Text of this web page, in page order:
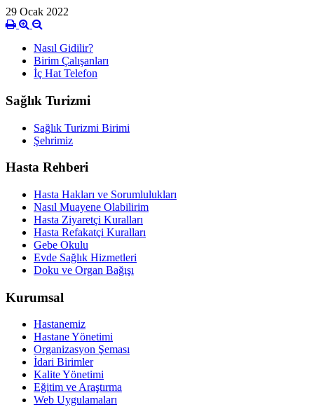
29 Ocak 2022
Nasıl Gidilir?
Birim Çalışanları
İç Hat Telefon
Sağlık Turizmi
Sağlık Turizmi Birimi
Şehrimiz
Hasta Rehberi
Hasta Hakları ve Sorumlulukları
Nasıl Muayene Olabilirim
Hasta Ziyaretçi Kuralları
Hasta Refakatçi Kuralları
Gebe Okulu
Evde Sağlık Hizmetleri
Doku ve Organ Bağışı
Kurumsal
Hastanemiz
Hastane Yönetimi
Organizasyon Şeması
İdari Birimler
Kalite Yönetimi
Eğitim ve Araştırma
Web Uygulamaları